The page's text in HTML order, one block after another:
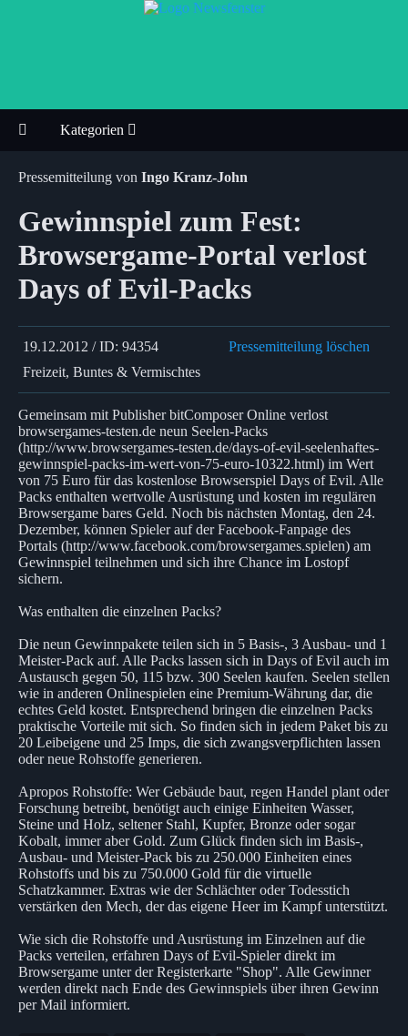
Kategorien
Pressemitteilung von Ingo Kranz-John
Gewinnspiel zum Fest:
Browsergame-Portal verlost
Days of Evil-Packs
19.12.2012 / ID: 94354
Pressemitteilung löschen
Freizeit, Buntes & Vermischtes
Gemeinsam mit Publisher bitComposer Online verlost
browsergames-testen.de neun Seelen-Packs
(http://www.browsergames-testen.de/days-of-evil-seelenhaftes-
gewinnspiel-packs-im-wert-von-75-euro-10322.html) im Wert
von 75 Euro für das kostenlose Browserspiel Days of Evil. Alle
Packs enthalten wertvolle Ausrüstung und kosten im regulären
Browsergame bares Geld. Noch bis nächsten Montag, den 24.
Dezember, können Spieler auf der Facebook-Fanpage des
Portals (http://www.facebook.com/browsergames.spielen) am
Gewinnspiel teilnehmen und sich ihre Chance im Lostopf
sichern.
Was enthalten die einzelnen Packs?
Die neun Gewinnpakete teilen sich in 5 Basis-, 3 Ausbau- und 1
Meister-Pack auf. Alle Packs lassen sich in Days of Evil auch im
Austausch gegen 50, 115 bzw. 300 Seelen kaufen. Seelen stellen
wie in anderen Onlinespielen eine Premium-Währung dar, die
echtes Geld kostet. Entsprechend bringen die einzelnen Packs
praktische Vorteile mit sich. So finden sich in jedem Paket bis zu
20 Leibeigene und 25 Imps, die sich zwangsverpflichten lassen
oder neue Rohstoffe generieren.
Apropos Rohstoffe: Wer Gebäude baut, regen Handel plant oder
Forschung betreibt, benötigt auch einige Einheiten Wasser,
Steine und Holz, seltener Stahl, Kupfer, Bronze oder sogar
Kobalt, immer aber Gold. Zum Glück finden sich im Basis-,
Ausbau- und Meister-Pack bis zu 250.000 Einheiten eines
Rohstoffs und bis zu 750.000 Gold für die virtuelle
Schatzkammer. Extras wie der Schlächter oder Todesstich
verstärken den Mech, der das eigene Heer im Kampf unterstützt.
Wie sich die Rohstoffe und Ausrüstung im Einzelnen auf die
Packs verteilen, erfahren Days of Evil-Spieler direkt im
Browsergame unter der Registerkarte "Shop". Alle Gewinner
werden direkt nach Ende des Gewinnspiels über ihren Gewinn
per Mail informiert.